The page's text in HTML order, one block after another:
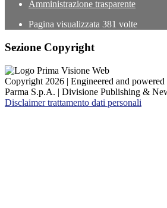
Amministrazione trasparente
Pagina visualizzata 381 volte
Sezione Copyright
Copyright 2026 | Engineered and
Parma S.p.A. | Divisione Publishing &
Disclaimer trattamento dati personali